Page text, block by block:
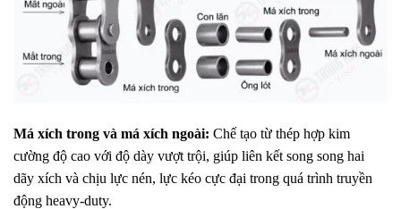
Má xích trong và má xích ngoài: Chế tạo từ thép hợp kim
cường độ cao với độ dày vượt trội, giúp liên kết song song hai
dãy xích và chịu lực nén, lực kéo cực đại trong quá trình truyền
động heavy-duty.